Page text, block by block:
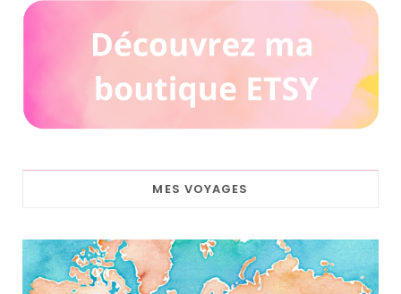
MES VOYAGES